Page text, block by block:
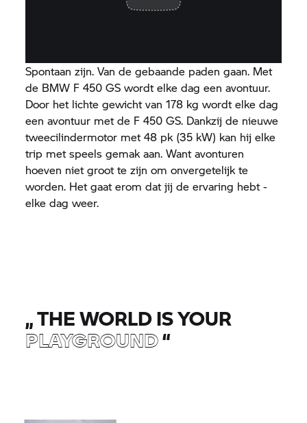
Spontaan zijn. Van de gebaande paden gaan. Met
de BMW F 450 GS wordt elke dag een avontuur.
Door het lichte gewicht van 178 kg wordt elke dag
een avontuur met de F 450 GS. Dankzij de nieuwe
tweecilindermotor met 48 pk (35 kW) kan hij elke
trip met speels gemak aan. Want avonturen
hoeven niet groot te zijn om onvergetelijk te
worden. Het gaat erom dat jij de ervaring hebt -
elke dag weer.
„THE WORLD IS YOUR
PLAYGROUND“